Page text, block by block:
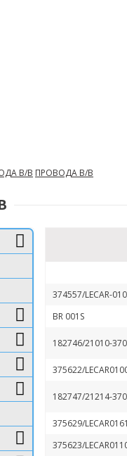
В/В ПРОВОДА В/В
374557/LECAR-
BR 001S
182746/21010-
375622/
182747/21214-
375629/
375623/